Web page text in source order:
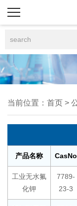
当前位置： 首页 >
产品名称 CasNo
工业无水氟
化钾
7789-
23-3